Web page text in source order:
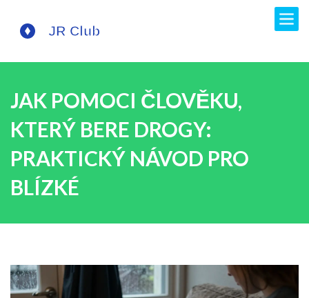
JAK POMOCI ČLOVĚKU,
KTERÝ BERE DROGY:
PRAKTICKÝ NÁVOD PRO
BLÍZKÉ